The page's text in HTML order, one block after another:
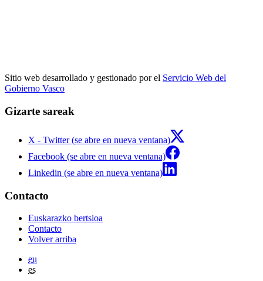
Sitio web desarrollado y gestionado por el Servicio Web del
Gobierno Vasco
Gizarte sareak
X - Twitter (se abre en nueva ventana)
Facebook (se abre en nueva ventana)
Linkedin (se abre en nueva ventana)
Contacto
Euskarazko bertsioa
Contacto
Volver arriba
eu
es